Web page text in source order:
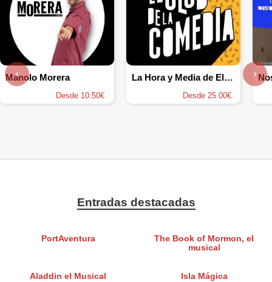
Manolo Morera
Desde 10.50€
La Hora y Media de El Club de la Comedia Madrid
Desde 25.00€
‹ ›
Entradas destacadas
PortAventura
The Book of Mormon, el
musical
Aladdin el Musical Isla Mágica